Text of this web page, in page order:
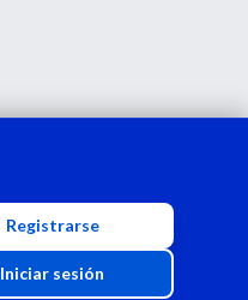
Registrarse
Iniciar sesión